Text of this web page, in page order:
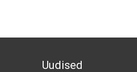
Uudised